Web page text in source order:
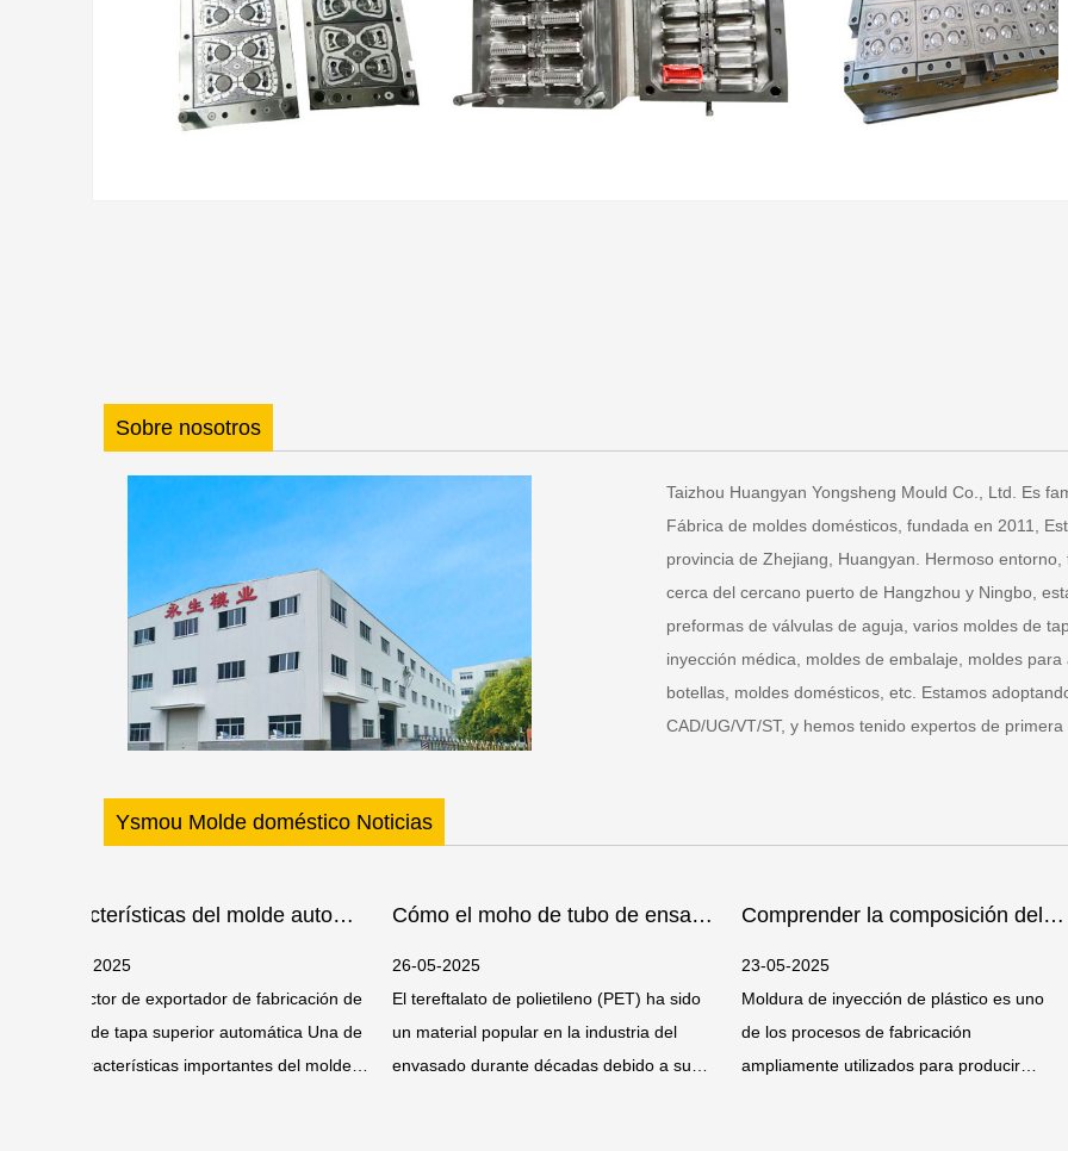
Sobre nosotros
Taizhou Huangyan Yongsheng Mould Co., Ltd. Es
Fábrica de moldes domésticos, fundada en 2011,
provincia de Zhejiang, Huangyan. Hermoso
cerca del cercano puerto de Hangzhou y Ningbo,
preformas de válvulas de aguja, varios moldes de
inyección médica, moldes de embalaje, moldes
botellas, moldes domésticos, etc. Estamos
CAD/UG/VT/ST, y hemos tenido expertos de
Ysmou Molde doméstico Noticias
Cómo el moho de tubo de ensayo de mascotas ganó reconocimiento en la industria manufacturera
26-05-2025
El tereftalato de polietileno (PET) ha sido
un material popular en la industria del
envasado durante décadas debido a su
Comprender la composición del material de los moldes de inyección de plástico
23-05-2025
Moldura de inyección de plástico es uno
de los procesos de fabricación
ampliamente utilizados para producir
16-05-2025
La industria médica ha requerido
mucho tiempo soluciones de
que cumplan con los estrictos